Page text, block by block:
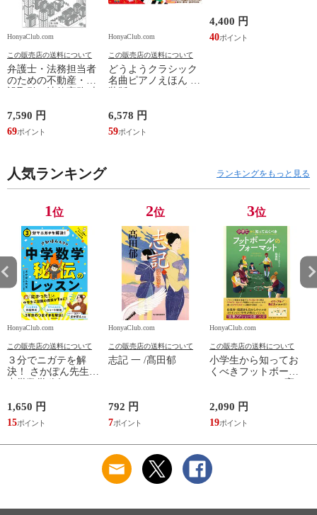
HonyaClub.com
この販売店の送料について
弁護士・法務担当者
のための不動産・建
開発、設計・監理、
建設請負 第２版 /富
田裕 小里佳嵩
7,590 円
69
HonyaClub.com
この販売店の送料について
どうようクラシック
名曲ピアノえほん 新
ワシマミワコ
6,578 円
59
4,400 円
40
人気ランキング ランキングをもっと見る
1位
HonyaClub.com
この販売店の送料について
３分でニガテを解
決！ さかぽん先生の
1,650 円
15
2位
HonyaClub.com
この販売店の送料について
志記 一 /髙田郁
792 円
7
3位
HonyaClub.com
この販売店の送料について
小学生から知ってお
くべきフットボール
2,090 円
19